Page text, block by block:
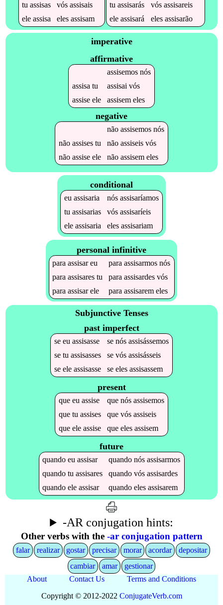
tuassisas vósassisais
eleassisa elesassisam
tuassisarás vósassisareis
eleassisará elesassisarão
imperative
affirmative
assisemosnós
assisa tu assisai vós
assiseele assisemeles
negative
não assisemosnós
não assisestu não assiseisvós
não assiseele não assisemeles
conditional
eu assisaria nós assisaríamos
tu assisarias vós assisaríeis
ele assisaria eles assisariam
personal infinitive
paraassisareu paraassisarmos nós
paraassisares tu paraassisardes vós
paraassisarele paraassisarem eles
Subjunctive Tenses
past imperfect
se eu assisasse se nós assisássemos
se tu assisasses se vós assisásseis
se ele assisasse se eles assisassem
present
que eu assise que nós assisemos
que tu assises que vós assiseis
que ele assise que eles assisem
future
quandoeuassisar quandonósassisarmos
quandotuassisares quandovósassisardes
quandoeleassisar quandoelesassisarem
-AR conjugation hints:
Other verbs with the -ar conjugation pattern
falar realizar gostar precisar morar acordar
depositar
cambiar
amar
gestionar
About
Contact Us
Terms and Conditions
Copyright © 2012-2022 ConjugateVerb.com